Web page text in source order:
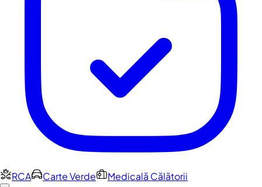
RCA Carte Verde Medicală Călătorii